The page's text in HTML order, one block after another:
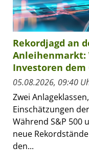
Rekordjagd an
Anleihenmarkt:
Investoren
05.08.2026, 09:40
Zwei
Einschätzungen
Während S&P 500
neue
den...